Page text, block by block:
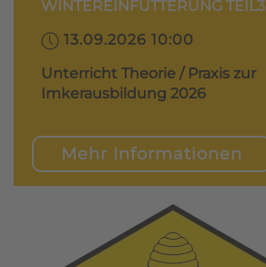
WINTEREINFÜTTERUNG TEIL3
13.09.2026 10:00
Unterricht Theorie / Praxis zur
Imkerausbildung 2026
Mehr Informationen